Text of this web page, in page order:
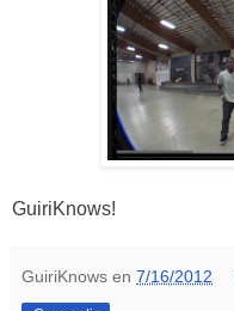
GuiriKnows!
GuiriKnows en 7/16/2012